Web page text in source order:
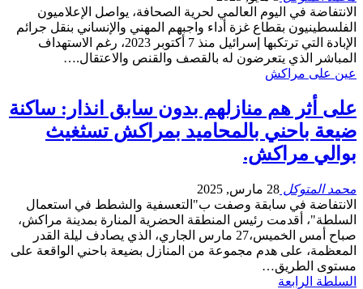
الانتفاضة في اليوم العالمي لحرية الصحافة، يواصل الإعلاميون
الفلسطينيون بقطاع غزة أداء واجبهم المهني والإنساني بنقل جرائم
الإبادة التي ترتكبها إسرائيل منذ 7 أكتوبر 2023، رغم الاستهداف
المباشر الذي يتعرضون له بالقصف والقنص والاعتقال.…
عين على مراكش
على أثر هم منازلهم بدون سابق انذار: ساكنة
ضيعة باحني بالمحاميد بمراكش تسثغيث
بوالي مراكش.
محمد المتوكل 28 مارس, 2025
الانتفاضة في سابقة وصفت ب"التعسفية والشطط في استعمال
السلطة"، أقدمت رئيس المنطقة الحضرية المنارة بمدينة مراكش،
صباح أمس الخميس،27 مارس الجاري، الذي يصادف ليلة القدر
المعظمة، على هدم مجموعة من المنازل بضيعة باحني الواقعة على
مستوى الطريق…
السلطة الرابعة